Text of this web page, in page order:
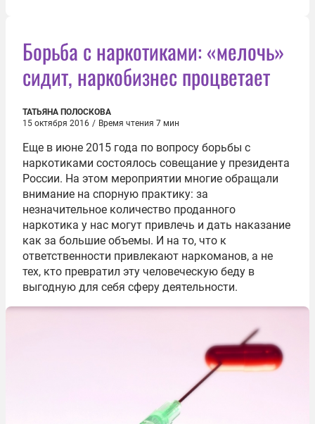
Борьба с наркотиками: «мелочь»
сидит, наркобизнес процветает
ТАТЬЯНА ПОЛОСКОВА
15 октября 2016 / Время чтения 7 мин
Еще в июне 2015 года по вопросу борьбы с
наркотиками состоялось совещание у президента
России. На этом мероприятии многие обращали
внимание на спорную практику: за
незначительное количество проданного
наркотика у нас могут привлечь и дать наказание
как за большие объемы. И на то, что к
ответственности привлекают наркоманов, а не
тех, кто превратил эту человеческую беду в
выгодную для себя сферу деятельности.